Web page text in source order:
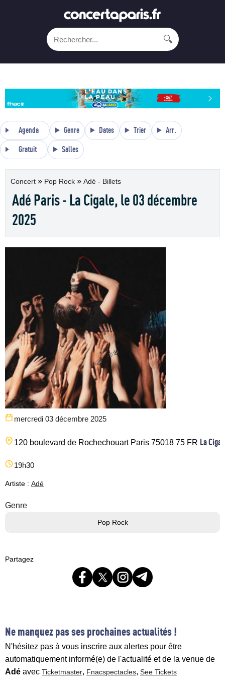
🔍
Agenda Genre Dates Trier Arr.
Gratuit Salles
Concert » Pop Rock » Adé - Billets
Adé Paris - La Cigale, le 03 décembre
2025
mercredi 03 décembre 2025
120 boulevard de Rochechouart Paris 75018 75 FR La
19h30
Artiste : Adé
Genre
Pop Rock
Partagez
Ne manquez pas ses prochaines actualités !
N'hésitez pas à vous inscrire aux alertes pour être
automatiquement informé(e) de l'actualité et de la venue de
Adé avec Ticketmaster, Fnacspectacles, See Tickets